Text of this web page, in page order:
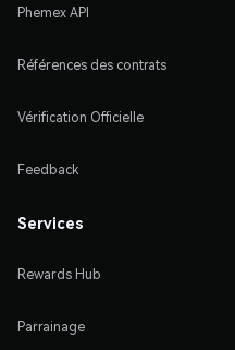
Phemex API
Références des contrats
Vérification Officielle
Feedback
Services
Rewards Hub
Parrainage